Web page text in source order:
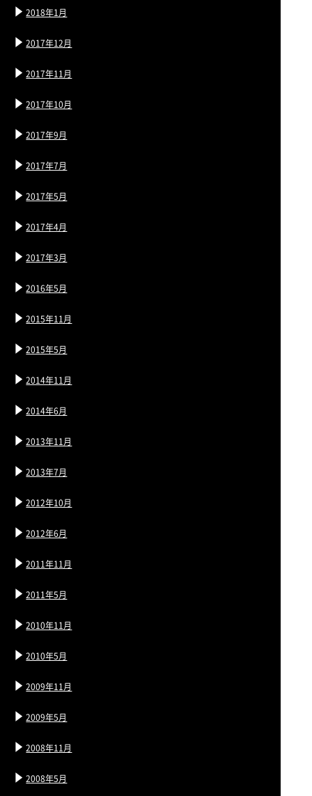
2018年1月
2017年12月
2017年11月
2017年10月
2017年9月
2017年7月
2017年5月
2017年4月
2017年3月
2016年5月
2015年11月
2015年5月
2014年11月
2014年6月
2013年11月
2013年7月
2012年10月
2012年6月
2011年11月
2011年5月
2010年11月
2010年5月
2009年11月
2009年5月
2008年11月
2008年5月